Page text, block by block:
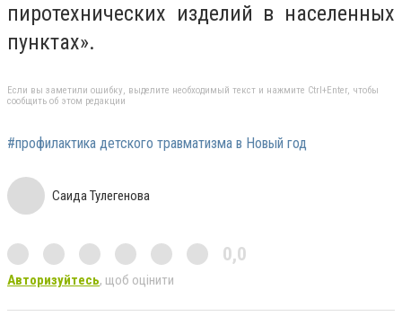
пиротехнических изделий в населенных
пунктах».
Если вы заметили ошибку, выделите необходимый текст и нажмите Ctrl+Enter, чтобы
сообщить об этом редакции
#профилактика детского травматизма в Новый год
Саида Тулегенова
0,0
Авторизуйтесь, щоб оцінити